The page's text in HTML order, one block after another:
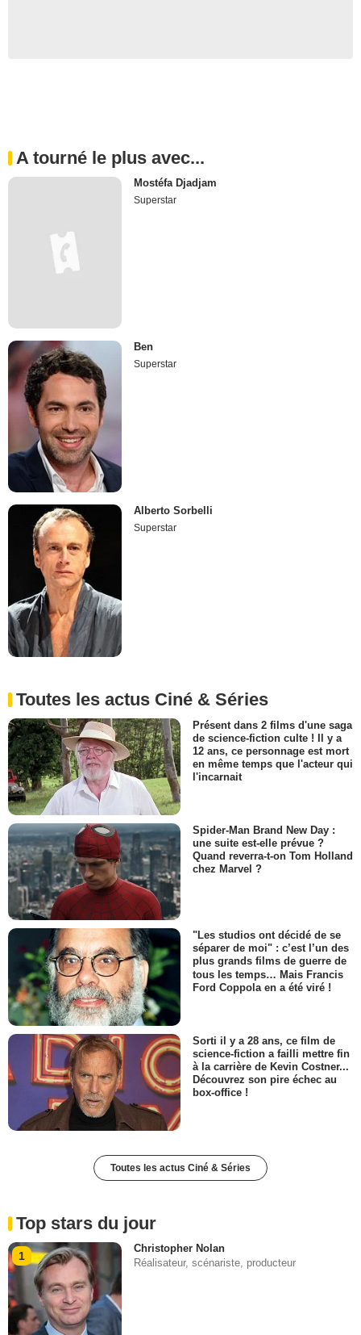
A tourné le plus avec...
Mostéfa Djadjam
Superstar
Ben
Superstar
Alberto Sorbelli
Superstar
Toutes les actus Ciné & Séries
Présent dans 2 films d'une saga
de science-fiction culte ! Il y a
12 ans, ce personnage est mort
en même temps que l'acteur qui
l'incarnait
Spider-Man Brand New Day :
une suite est-elle prévue ?
Quand reverra-t-on Tom Holland
chez Marvel ?
"Les studios ont décidé de se
séparer de moi" : c’est l’un des
plus grands films de guerre de
tous les temps… Mais Francis
Ford Coppola en a été viré !
Sorti il y a 28 ans, ce film de
science-fiction a failli mettre fin
à la carrière de Kevin Costner...
Découvrez son pire échec au
box-office !
Toutes les actus Ciné & Séries
Top stars du jour
1
Christopher Nolan
Réalisateur, scénariste, producteur